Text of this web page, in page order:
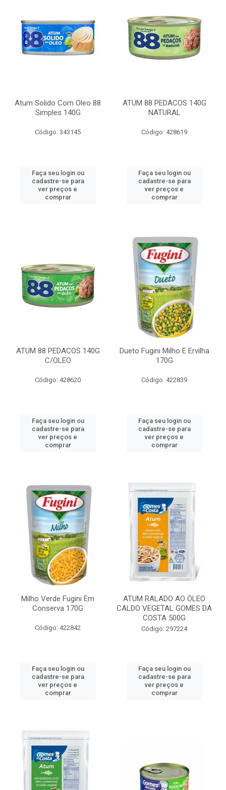
Atum Solido Com Oleo 88
Simples 140G
Código: 343145
Faça seu login ou
cadastre-se para
ver preços e
comprar
ATUM 88 PEDACOS 140G
NATURAL
Código: 428619
Faça seu login ou
cadastre-se para
ver preços e
comprar
ATUM 88 PEDACOS 140G
C/OLEO
Código: 428620
Faça seu login ou
cadastre-se para
ver preços e
comprar
Dueto Fugini Milho E Ervilha
170G
Código: 422839
Faça seu login ou
cadastre-se para
ver preços e
comprar
Milho Verde Fugini Em
Conserva 170G
Código: 422842
Faça seu login ou
cadastre-se para
ver preços e
comprar
ATUM RALADO AO ÓLEO
CALDO VEGETAL GOMES DA
COSTA 500G
Código: 297224
Faça seu login ou
cadastre-se para
ver preços e
comprar